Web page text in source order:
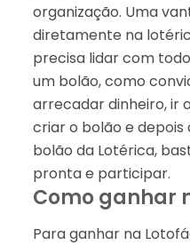
organização. Uma
diretamente na
precisa lidar com
um bolão, como
arrecadar dinheiro, ir
criar o bolão e depois
bolão da Lotérica,
pronta e participar.
Como ganhar
Para ganhar na